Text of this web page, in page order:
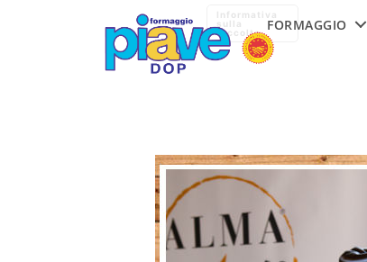
Formaggio
Piave
DOP
FORMAGGIO
Informativa
sulla
raccolta